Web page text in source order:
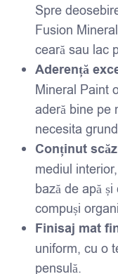
Spre
Fusion
ceară sau lac
Aderență
Mineral Paint
aderă bine pe
necesita
Conținut
mediul
bază de apă
compuși
Finisaj mat
uniform, cu o
pensulă.